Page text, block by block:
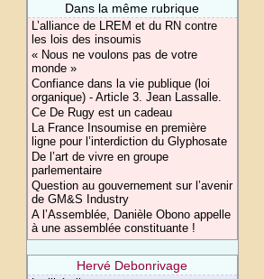
Dans la même rubrique
L’alliance de LREM et du RN contre
les lois des insoumis
« Nous ne voulons pas de votre
monde »
Confiance dans la vie publique (loi
organique) - Article 3. Jean Lassalle.
Ce De Rugy est un cadeau
La France Insoumise en première
ligne pour l’interdiction du Glyphosate
De l’art de vivre en groupe
parlementaire
Question au gouvernement sur l’avenir
de GM&S Industry
A l’Assemblée, Danièle Obono appelle
à une assemblée constituante !
Hervé Debonrivage